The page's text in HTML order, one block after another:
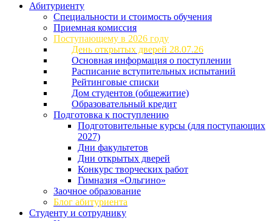
Абитуриенту
Специальности и стоимость обучения
Приемная комиссия
Поступающему в 2026 году
День открытых дверей 28.07.26
Основная информация о поступлении
Расписание вступительных испытаний
Рейтинговые списки
Дом студентов (общежитие)
Образовательный кредит
Подготовка к поступлению
Подготовительные курсы (для поступающих
2027)
Дни факультетов
Дни открытых дверей
Конкурс творческих работ
Гимназия «Ольгино»
Заочное образование
Блог абитуриента
Студенту и сотруднику